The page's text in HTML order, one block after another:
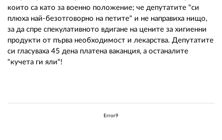
които са като за военно положение; че депутатите "си
плюха най-безотговорно на петите" и не направиха нищо,
за да спре спекулативното вдигане на цените за хигиенни
продукти от първа необходимост и лекарства. Депутатите
си гласуваха 45 дена платена ваканция, а останалите
"кучета ги яли"!
Error9